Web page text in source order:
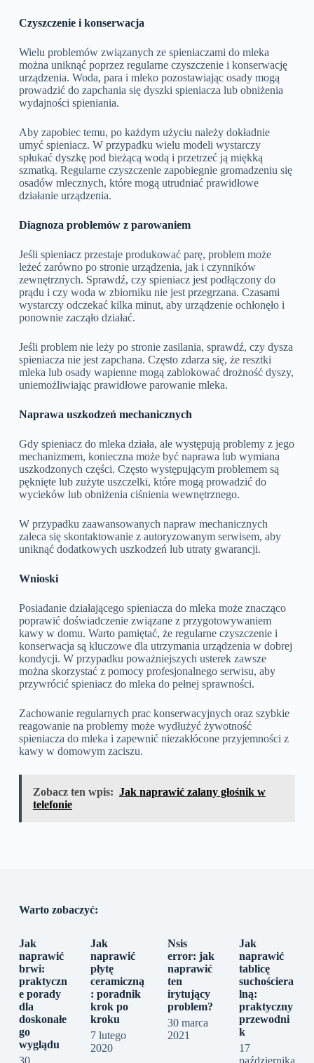
Czyszczenie i konserwacja
Wielu problemów związanych ze spieniaczami do mleka
można uniknąć poprzez regularne czyszczenie i konserwację
urządzenia. Woda, para i mleko pozostawiając osady mogą
prowadzić do zapchania się dyszki spieniacza lub obniżenia
wydajności spieniania.
Aby zapobiec temu, po każdym użyciu należy dokładnie
umyć spieniacz. W przypadku wielu modeli wystarczy
spłukać dyszkę pod bieżącą wodą i przetrzeć ją miękką
szmatką. Regularne czyszczenie zapobiegnie gromadzeniu się
osadów mlecznych, które mogą utrudniać prawidłowe
działanie urządzenia.
Diagnoza problemów z parowaniem
Jeśli spieniacz przestaje produkować parę, problem może
leżeć zarówno po stronie urządzenia, jak i czynników
zewnętrznych. Sprawdź, czy spieniacz jest podłączony do
prądu i czy woda w zbiorniku nie jest przegrzana. Czasami
wystarczy odczekać kilka minut, aby urządzenie ochłonęło i
ponownie zacząło działać.
Jeśli problem nie leży po stronie zasilania, sprawdź, czy dysza
spieniacza nie jest zapchana. Często zdarza się, że resztki
mleka lub osady wapienne mogą zablokować drożność dyszy,
uniemożliwiając prawidłowe parowanie mleka.
Naprawa uszkodzeń mechanicznych
Gdy spieniacz do mleka działa, ale występują problemy z jego
mechanizmem, konieczna może być naprawa lub wymiana
uszkodzonych części. Często występującym problemem są
pęknięte lub zużyte uszczelki, które mogą prowadzić do
wycieków lub obniżenia ciśnienia wewnętrznego.
W przypadku zaawansowanych napraw mechanicznych
zaleca się skontaktowanie z autoryzowanym serwisem, aby
uniknąć dodatkowych uszkodzeń lub utraty gwarancji.
Wnioski
Posiadanie działającego spieniacza do mleka może znacząco
poprawić doświadczenie związane z przygotowywaniem
kawy w domu. Warto pamiętać, że regularne czyszczenie i
konserwacja są kluczowe dla utrzymania urządzenia w dobrej
kondycji. W przypadku poważniejszych usterek zawsze
można skorzystać z pomocy profesjonalnego serwisu, aby
przywrócić spieniacz do mleka do pełnej sprawności.
Zachowanie regularnych prac konserwacyjnych oraz szybkie
reagowanie na problemy może wydłużyć żywotność
spieniacza do mleka i zapewnić niezakłócone przyjemności z
kawy w domowym zaciszu.
Zobacz ten wpis: Jak naprawić zalany głośnik w
telefonie
Warto zobaczyć:
Jak
naprawić
brwi:
praktyczn
e porady
dla
doskonałe
go
wyglądu
30
Jak
naprawić
płytę
ceramiczną
: poradnik
krok po
kroku
7 lutego
2020
Nsis
error: jak
naprawić
ten
irytujący
problem?
30 marca
2021
Jak
naprawić
tablicę
suchościera
lną:
praktyczny
przewodni
k
17
października